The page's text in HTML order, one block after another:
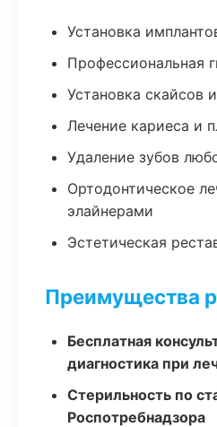
Установка
Профессиональная
Установка скайсов
Лечение кариеса и
Удаление зубов
Ортодонтическое
элайнерами
Эстетическая
Преимущества
Бесплатная
диагностика при
Стерильность по
Роспотребнадзора